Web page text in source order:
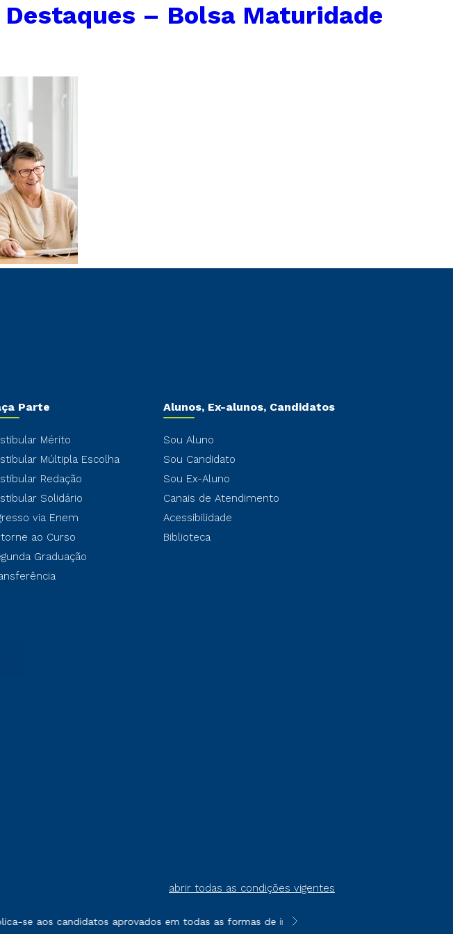
Destaques – Bolsa Maturidade
Parte
Mérito
Múltipla Escolha
Redação
Solidário
via Enem
ao Curso
Graduação
Alunos, Ex-alunos, Candidatos
Sou Aluno
Sou Candidato
Sou Ex-Aluno
Canais de Atendimento
Acessibilidade
Biblioteca
abrir todas as condições vigentes
serviços.
se aos candidatos aprovados em todas as formas de ingresso, exceto na prova on-line
**Semipresencial é um formato do